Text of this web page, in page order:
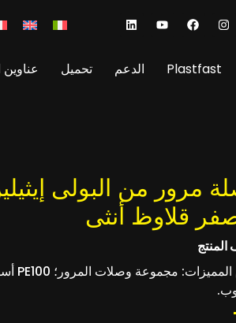
Plastfast الدعم تحميل عناوين
مرور من البولى
قلاوظ أنثى